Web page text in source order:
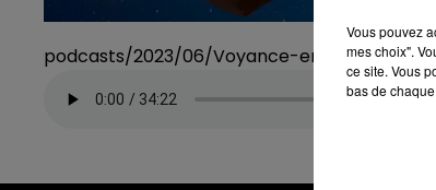
podcasts/2023/06/Voyance-en-Direct-
Vous pouvez
mes choix".
ce site. Vous
bas de